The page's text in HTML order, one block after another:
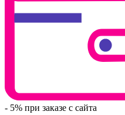
- 5% при заказе с сайта